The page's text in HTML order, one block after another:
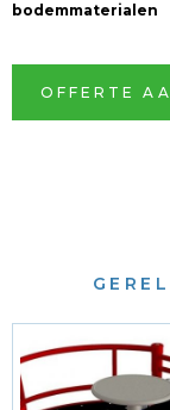
bodemmaterialen
OFFERTE